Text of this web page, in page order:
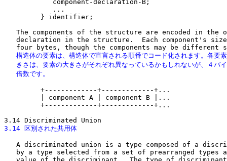
            component-declaration-B;
            ...
         } identifier;
The components of the structure are encoded in the
declaration in the structure.  Each component's
構造体の要素は、構造体で宣言される順番でコード化されます。各要
きさは、要素の大きさがそれぞれ異なっているかもしれないが、４バ
   倍数です。
         +-------------+-------------+...
| component A | component B |...
         +-------------+-------------+...
3.14 区別された共用体
A discriminated union is a type composed of a
by a type selected from a set of prearranged types